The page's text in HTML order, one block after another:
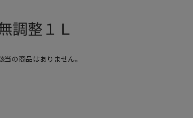
調整１Ｌ
当の商品はありません。